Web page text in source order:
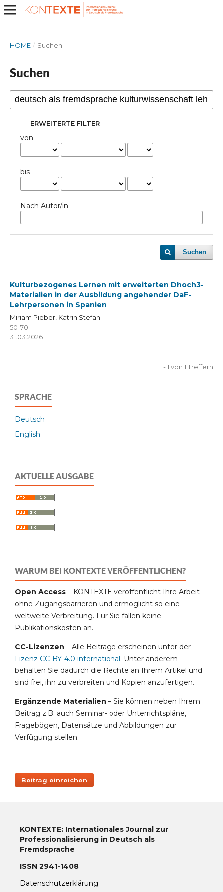
HOME / Suchen
Suchen
ERWEITERTE FILTER
von
bis
Nach Autor/in
Suchen
Kulturbezogenes Lernen mit erweiterten Dhoch3-
Materialien in der Ausbildung angehender DaF-
Lehrpersonen in Spanien
Miriam Pieber, Katrin Stefan
50-70
31.03.2026
1 - 1 von 1 Treffern
SPRACHE
Deutsch
English
AKTUELLE AUSGABE
WARUM BEI KONTEXTE VERÖFFENTLICHEN?
Open Access – KONTEXTE veröffentlicht Ihre Arbeit
ohne Zugangsbarrieren und ermöglicht so eine
weltweite Verbreitung. Für Sie fallen keine
Publikationskosten an.
CC-Lizenzen – Alle Beiträge erscheinen unter der
Lizenz CC-BY-4.0 international. Unter anderem
behalten Sie dadurch die Rechte an Ihrem Artikel und
sind frei, ihn zu verbreiten und Kopien anzufertigen.
Ergänzende Materialien – Sie können neben Ihrem
Beitrag z.B. auch Seminar- oder Unterrichtspläne,
Fragebögen, Datensätze und Abbildungen zur
Verfügung stellen.
Beitrag einreichen
KONTEXTE: Internationales Journal zur
Professionalisierung in Deutsch als
Fremdsprache
ISSN 2941-1408
Datenschutzerklärung